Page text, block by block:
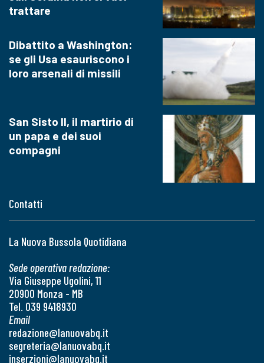
Contatti
La Nuova Bussola Quotidiana
Sede operativa redazione:
Via Giuseppe Ugolini, 11
20900 Monza - MB
Tel. 039 9418930
Email
redazione@lanuovabq.it
segreteria@lanuovabq.it
inserzioni@lanuovabq.it
trattare
Dibattito a Washington:
se gli Usa esauriscono i
loro arsenali di missili
San Sisto II, il martirio di
un papa e dei suoi
compagni